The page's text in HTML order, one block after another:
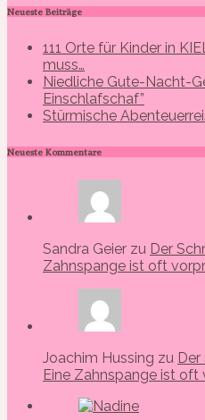
Neueste Beiträge
111 Orte für Kinder in
muss…
Niedliche Gute-Nacht-
Einschlafschaf”
Stürmische
Neueste Kommentare
Sandra Geier zu Der
Zahnspange ist oft
Joachim Hussing zu
Eine Zahnspange ist